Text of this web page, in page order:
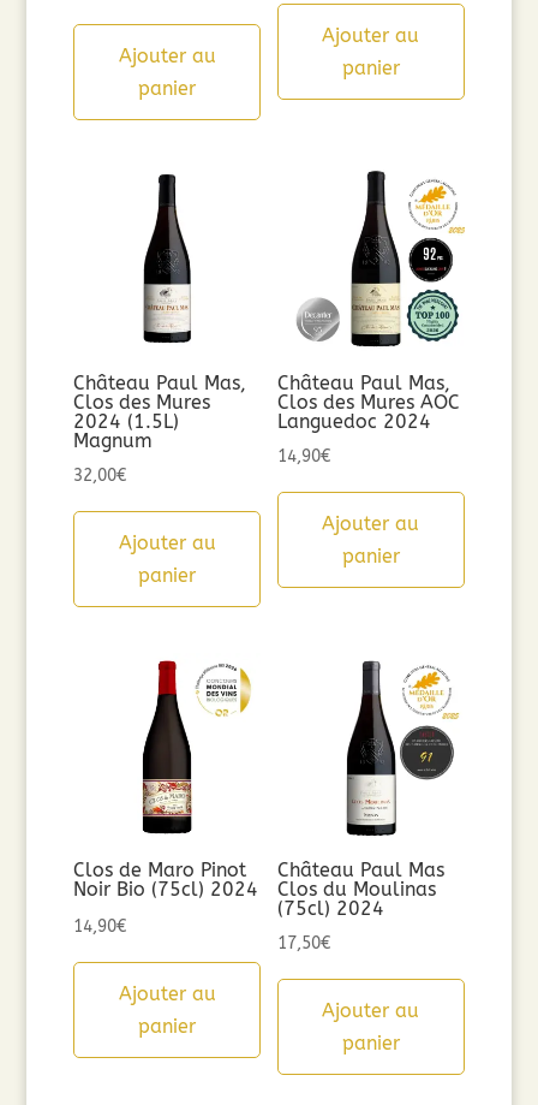
initial
était :
actuel
est :
Ajouter au
panier
Ajouter au
panier
Château Paul Mas,
Clos des Mures
2024 (1.5L)
Magnum
32,00€
Ajouter au
panier
Château Paul Mas,
Clos des Mures AOC
Languedoc 2024
14,90€
Ajouter au
panier
Clos de Maro Pinot
Noir Bio (75cl) 2024
14,90€
Ajouter au
panier
Château Paul Mas
Clos du Moulinas
(75cl) 2024
17,50€
Ajouter au
panier